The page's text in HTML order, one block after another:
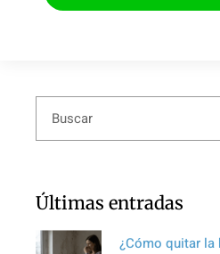
Últimas entradas
¿Cómo quitar la